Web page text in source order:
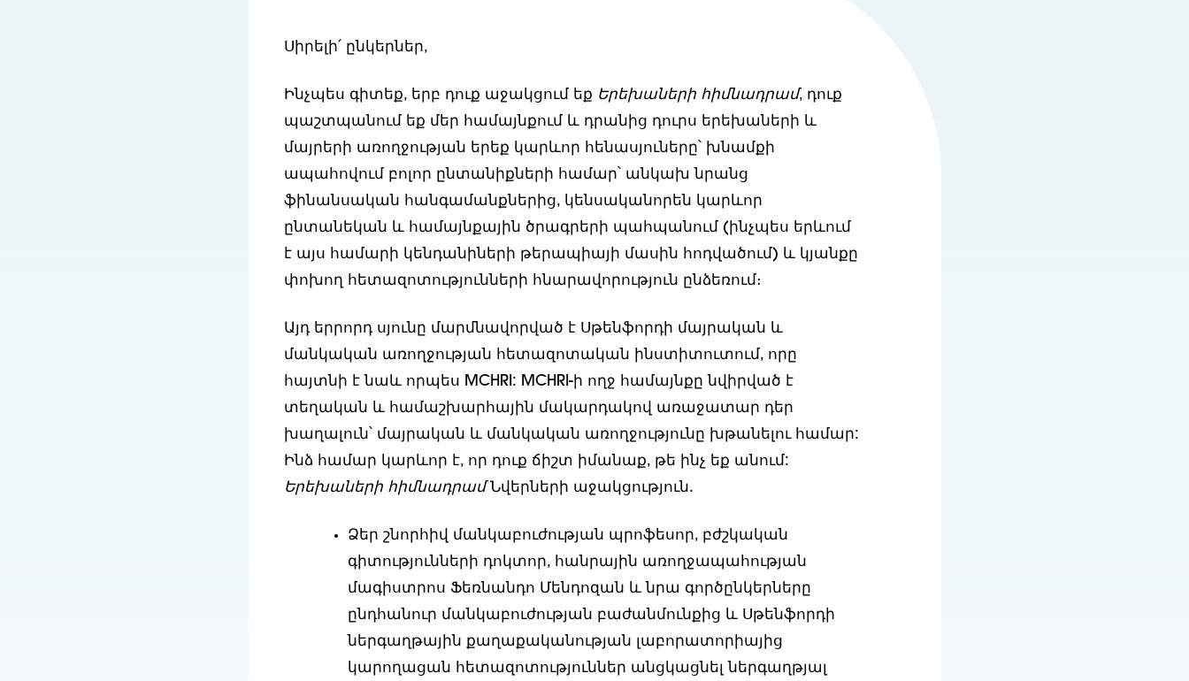
Սիրելի՛ ընկերներ,
Ինչպես գիտեք, երբ դուք աջակցում եք Երեխաների հիմնադրամ, դուք
պաշտպանում եք մեր համայնքում և դրանից դուրս երեխաների և
մայրերի առողջության երեք կարևոր հենասյուները՝ խնամքի
ապահովում բոլոր ընտանիքների համար՝ անկախ նրանց
ֆինանսական հանգամանքներից, կենսականորեն կարևոր
ընտանեկան և համայնքային ծրագրերի պահպանում (ինչպես երևում
է այս համարի կենդանիների թերապիայի մասին հոդվածում) և կյանքը
փոխող հետազոտությունների հնարավորություն ընձեռում։
Այդ երրորդ սյունը մարմնավորված է Սթենֆորդի մայրական և
մանկական առողջության հետազոտական ինստիտուտում, որը
հայտնի է նաև որպես MCHRI: MCHRI-ի ողջ համայնքը նվիրված է
տեղական և համաշխարհային մակարդակով առաջատար դեր
խաղալուն՝ մայրական և մանկական առողջությունը խթանելու համար:
Ինձ համար կարևոր է, որ դուք ճիշտ իմանաք, թե ինչ եք անում:
Երեխաների հիմնադրամՆվերների աջակցություն.
Ձեր շնորհիվ մանկաբուժության պրոֆեսոր, բժշկական
գիտությունների դոկտոր, հանրային առողջապահության
մագիստրոս Ֆեռնանդո Մենդոզան և նրա գործընկերները
ընդհանուր մանկաբուժության բաժանմունքից և Սթենֆորդի
ներգաղթային քաղաքականության լաբորատորիայից
կարողացան հետազոտություններ անցկացնել ներգաղթյալ